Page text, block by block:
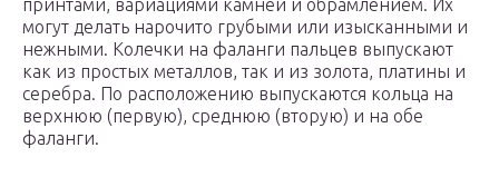
принтами, вариациями камней и обрамлением. Их
могут делать нарочито грубыми или изысканными и
нежными. Колечки на фаланги пальцев выпускают
как из простых металлов, так и из золота, платины и
серебра. По расположению выпускаются кольца на
верхнюю (первую), среднюю (вторую) и на обе
фаланги.